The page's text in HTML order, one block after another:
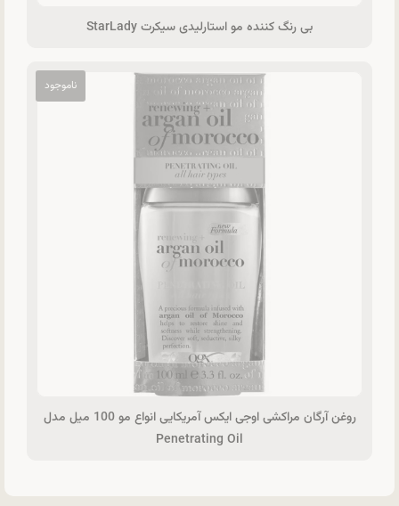
بی رنگ کننده مو استارلیدی سیکرت StarLady
روغن آرگان مراکشی اوجی ایکس آمریکایی انواع مو 100 میل مدل
Penetrating Oil